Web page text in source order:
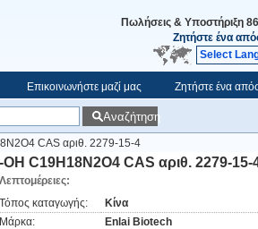
Πωλήσεις & Υποστήριξη
Ζητήστε ένα
Select
Επικοινωνήστε μαζί μας Ζητήστε ένα
Αναζήτηση
CAS αριθ. 2279-15-4
C19H18N2O4 CAS αριθ. 2279-15-
Λεπτομέρειες:
Τόπος καταγωγής:
Κίνα
Μάρκα:
Enlai Biotech